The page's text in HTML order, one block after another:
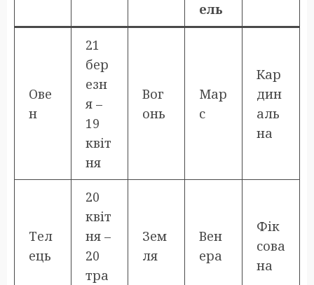
ель
Ове
н
21
бер
езн
я –
19
квіт
ня
Вог
онь
Мар
с
Кар
дин
аль
на
Тел
ець
20
квіт
ня –
20
тра
Зем
ля
Вен
ера
Фік
сова
на